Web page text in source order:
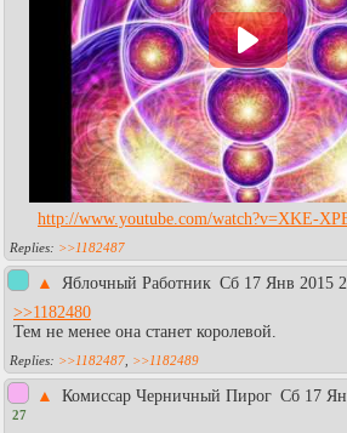
http://www.youtube.com/watch?v=XKE-
>>1182487
▲ Яблочный Работник Сб 17 Янв 2015
>>1182480
Тем не менее она станет королевой.
>>1182487 >>1182489
▲ Комиссар Черничный Пирог Сб 17
27